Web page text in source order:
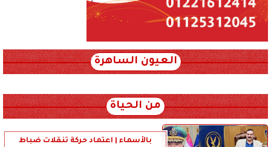
العيون الساهرة
من الحياة
بالأسماء | اعتماد حركة تنقلات ضباط